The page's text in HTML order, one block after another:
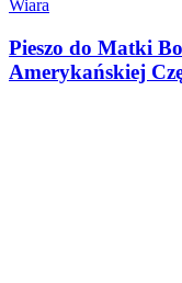
Wiara
Pieszo do Matki
Amerykańskiej